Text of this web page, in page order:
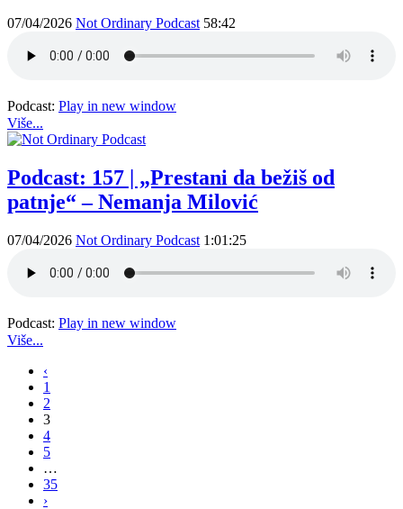
07/04/2026 Not Ordinary Podcast 58:42
Podcast: Play in new window
Više...
Podcast: 157 | „Prestani da bežiš od
patnje“ – Nemanja Milović
07/04/2026 Not Ordinary Podcast 1:01:25
Podcast: Play in new window
Više...
‹
1
2
3
4
5
…
35
›